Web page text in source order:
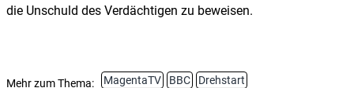
die Unschuld des Verdächtigen zu beweisen.
Mehr zum Thema: MagentaTV BBC
Drehstart